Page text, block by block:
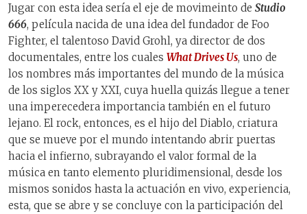
Jugar con esta idea sería el eje de movimeinto de Studio
666, película nacida de una idea del fundador de Foo
Fighter, el talentoso David Grohl, ya director de dos
documentales, entre los cuales What Drives Us, uno de
los nombres más importantes del mundo de la música
de los siglos XX y XXI, cuya huella quizás llegue a tener
una imperecedera importancia también en el futuro
lejano. El rock, entonces, es el hijo del Diablo, criatura
que se mueve por el mundo intentando abrir puertas
hacia el infierno, subrayando el valor formal de la
música en tanto elemento pluridimensional, desde los
mismos sonidos hasta la actuación en vivo, experiencia,
esta, que se abre y se concluye con la participación del